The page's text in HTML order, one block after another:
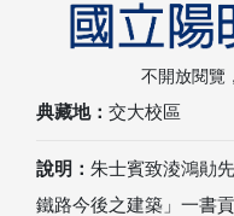
典藏地： 交大校區
說明： 朱士賓致淩鴻勛
鐵路今後之建築」一書貢
不開放閱覽